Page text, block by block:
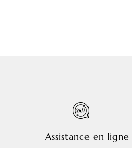
Assistance en ligne